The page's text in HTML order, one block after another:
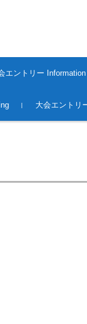
エントリー Information
大会エントリ